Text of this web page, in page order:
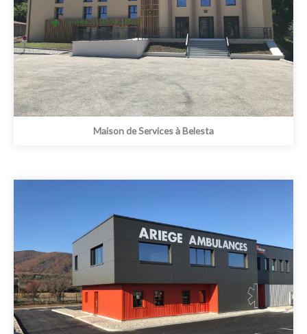
Maison de Services à Belesta